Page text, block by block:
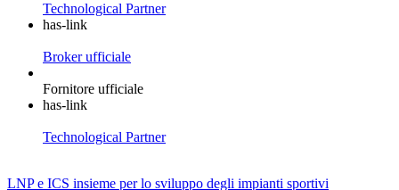
Technological Partner
has-link
Broker ufficiale
Fornitore ufficiale
has-link
Technological Partner
LNP e ICS insieme per lo sviluppo degli impianti sportivi